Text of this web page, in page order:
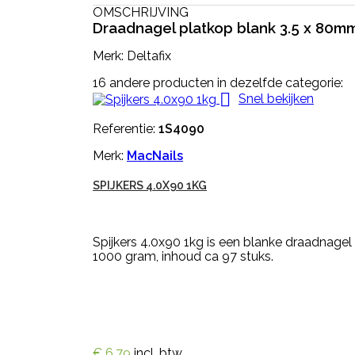
OMSCHRIJVING
Draadnagel platkop blank 3.5 x
Merk: Deltafix
16 andere producten in dezelfde categorie:
 Snel bekijken
Referentie: 1S4090
Merk: MacNails
SPIJKERS 4.0X90 1KG
Spijkers 4.0x90 1kg is een blanke
1000 gram, inhoud ca 97 stuks.